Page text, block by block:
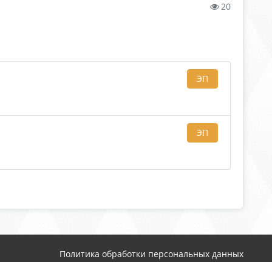
20
ЭП
ЭП
Политика обработки персональных данных